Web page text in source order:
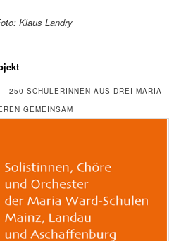
Klaus Landry
– 250 SCHÜLERINNEN AUS DREI MARIA-
GEMEINSAM